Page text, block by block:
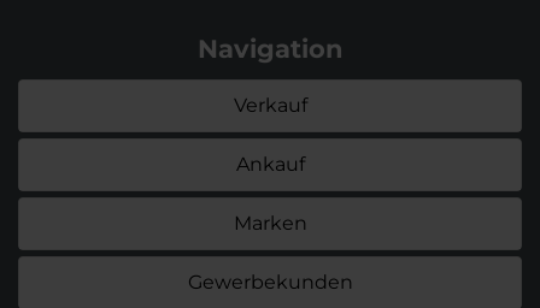
Navigation
Verkauf
Ankauf
Marken
Gewerbekunden